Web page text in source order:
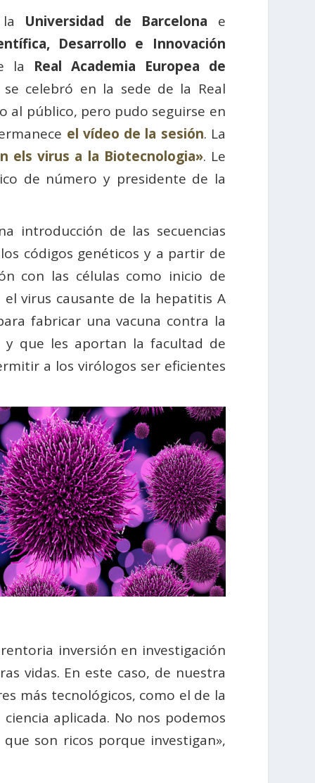
Universidad de Barcelona e
Desarrollo e Innovación
la Real Academia Europea de
celebró en la sede de la Real
al público, pero pudo seguirse en
el vídeo de la sesión. La
els virus a la Biotecnologia». Le
de número y presidente de la
introducción de las secuencias
códigos genéticos y a partir de
con las células como inicio de
virus causante de la hepatitis A
fabricar una vacuna contra la
y que les aportan la facultad de
a los virólogos ser eficientes
inversión en investigación
vidas. En este caso, de nuestra
más tecnológicos, como el de la
aplicada. No nos podemos
son ricos porque investigan»,